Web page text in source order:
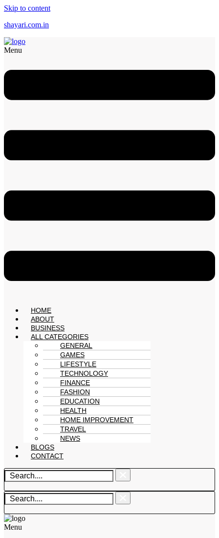
Skip to content
shayari.com.in
Menu
HOME
ABOUT
BUSINESS
ALL CATEGORIES
GENERAL
GAMES
LIFESTYLE
TECHNOLOGY
FINANCE
FASHION
EDUCATION
HEALTH
HOME IMPROVEMENT
TRAVEL
NEWS
BLOGS
CONTACT
Menu